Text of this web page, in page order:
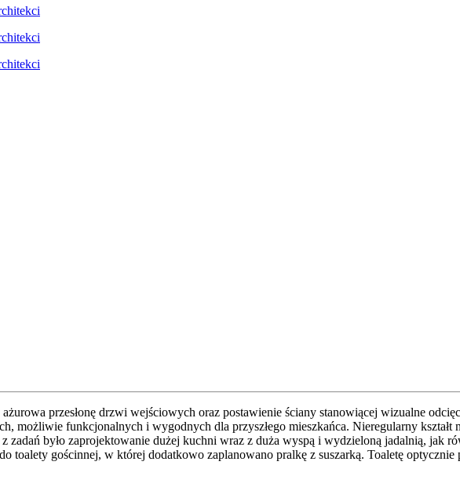
przesłonę drzwi wejściowych oraz postawienie ściany stanowiącej wizualne
możliwie funkcjonalnych i wygodnych dla przyszłego mieszkańca. Nieregularny
było zaprojektowanie dużej kuchni wraz z duża wyspą i wydzieloną jadalnią, jak
toalety gościnnej, w której dodatkowo zaplanowano pralkę z suszarką. Toaletę optycznie